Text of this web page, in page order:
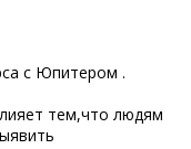
с Юпитером .
тем,что людям